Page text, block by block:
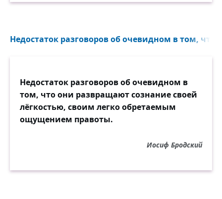
Недостаток разговоров об очевидном в том,
Недостаток разговоров об очевидном в
том, что они развращают сознание своей
лёгкостью, своим легко обретаемым
ощущением правоты.
Иосиф Бродский